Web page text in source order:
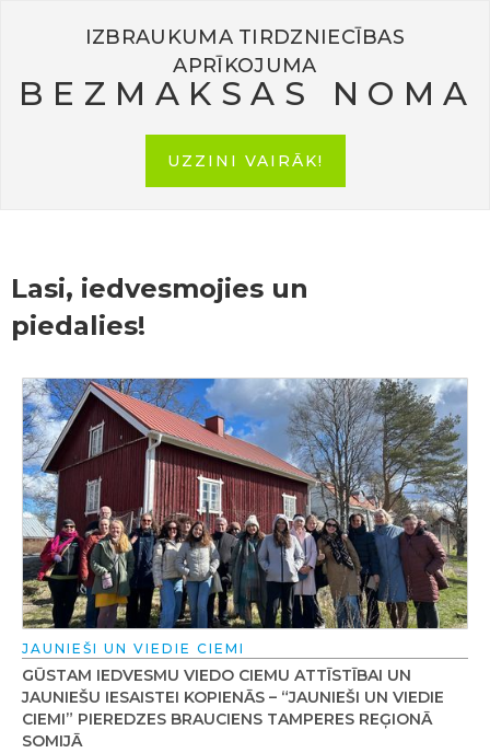
IZBRAUKUMA TIRDZNIECĪBAS
APRĪKOJUMA
BEZMAKSAS NOMA
UZZINI VAIRĀK!
Lasi, iedvesmojies un
piedalies!
JAUNIEŠI UN VIEDIE CIEMI
GŪSTAM IEDVESMU VIEDO CIEMU ATTĪSTĪBAI UN
JAUNIEŠU IESAISTEI KOPIENĀS – “JAUNIEŠI UN VIEDIE
CIEMI” PIEREDZES BRAUCIENS TAMPERES REĢIONĀ
SOMIJĀ